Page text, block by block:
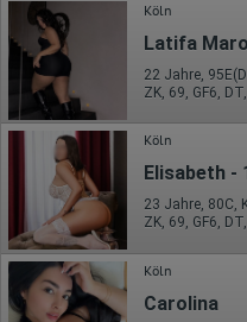
Herkunft (Land und Stadt)
Sprache
Betriebssystem
Gerät (PC, Tablet-PC
Browser und alle
Auflösung des Computers
Besucherquelle
verweisende Webseite)
Welche Dateien wurden
Welche Videos
Wurden Werbebanner
Wohin ging der Besucher?
Portals oder hat er sie
Wie lange blieb der
Ort der Verarbeitung:
Europäische Union & USA
Köln
ZK, 69, GF6,
Köln
ZK, 69, GF6,
Köln
Carolina